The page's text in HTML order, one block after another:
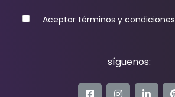
Aceptar términos y condiciones
síguenos: